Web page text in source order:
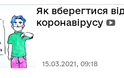
15.03.2021, 09:18
Як вберегтися
коронавірусу